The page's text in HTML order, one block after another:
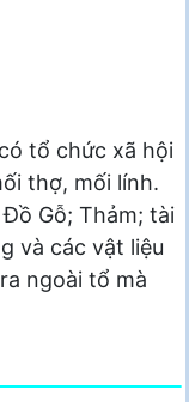
tổ chức xã hội
thợ, mối lính.
Gỗ; Thảm; tài
và các vật liệu
ngoài tổ mà